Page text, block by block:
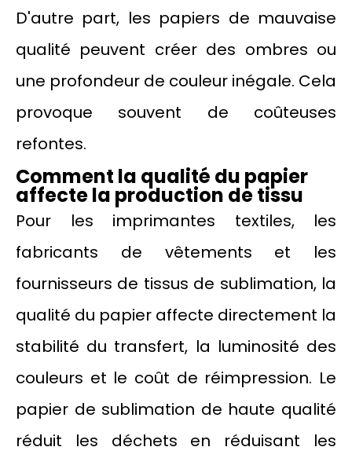
D'autre part, les papiers de mauvaise
qualité peuvent créer des ombres ou
une profondeur de couleur inégale. Cela
provoque souvent de coûteuses
refontes.
Comment la qualité du papier
affecte la production de tissu
Pour les imprimantes textiles, les
fabricants de vêtements et les
fournisseurs de tissus de sublimation, la
qualité du papier affecte directement la
stabilité du transfert, la luminosité des
couleurs et le coût de réimpression. Le
papier de sublimation de haute qualité
réduit les déchets en réduisant les